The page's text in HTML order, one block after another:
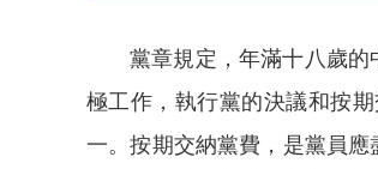
黨章規定，年滿十八歲
極工作，執行黨的決議和按
一。按期交納黨費，是黨員